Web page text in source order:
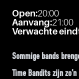
Open:20:00
Aanvang:21:00
Verwachte
Sommige bands
Time Bandits zijn